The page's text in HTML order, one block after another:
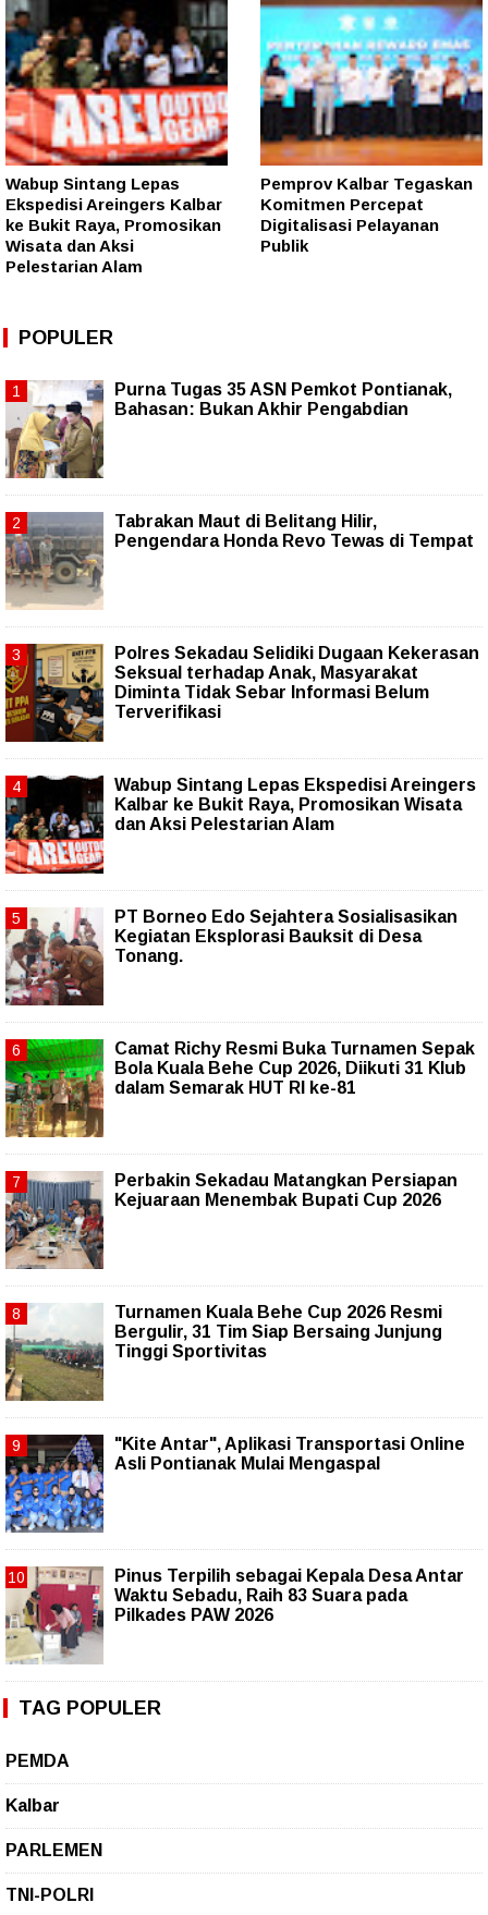
Wabup Sintang Lepas
Ekspedisi Areingers Kalbar
ke Bukit Raya, Promosikan
Wisata dan Aksi
Pelestarian Alam
Pemprov Kalbar Tegaskan
Komitmen Percepat
Digitalisasi Pelayanan
Publik
POPULER
Purna Tugas 35 ASN Pemkot Pontianak,
Bahasan: Bukan Akhir Pengabdian
Tabrakan Maut di Belitang Hilir,
Pengendara Honda Revo Tewas di Tempat
Polres Sekadau Selidiki Dugaan Kekerasan
Seksual terhadap Anak, Masyarakat
Diminta Tidak Sebar Informasi Belum
Terverifikasi
Wabup Sintang Lepas Ekspedisi Areingers
Kalbar ke Bukit Raya, Promosikan Wisata
dan Aksi Pelestarian Alam
PT Borneo Edo Sejahtera Sosialisasikan
Kegiatan Eksplorasi Bauksit di Desa
Tonang.
Camat Richy Resmi Buka Turnamen Sepak
Bola Kuala Behe Cup 2026, Diikuti 31 Klub
dalam Semarak HUT RI ke-81
Perbakin Sekadau Matangkan Persiapan
Kejuaraan Menembak Bupati Cup 2026
Turnamen Kuala Behe Cup 2026 Resmi
Bergulir, 31 Tim Siap Bersaing Junjung
Tinggi Sportivitas
"Kite Antar", Aplikasi Transportasi Online
Asli Pontianak Mulai Mengaspal
Pinus Terpilih sebagai Kepala Desa Antar
Waktu Sebadu, Raih 83 Suara pada
Pilkades PAW 2026
TAG POPULER
PEMDA
Kalbar
PARLEMEN
TNI-POLRI